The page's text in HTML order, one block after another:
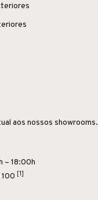
aos nossos showrooms.
– 18:00h
[1]